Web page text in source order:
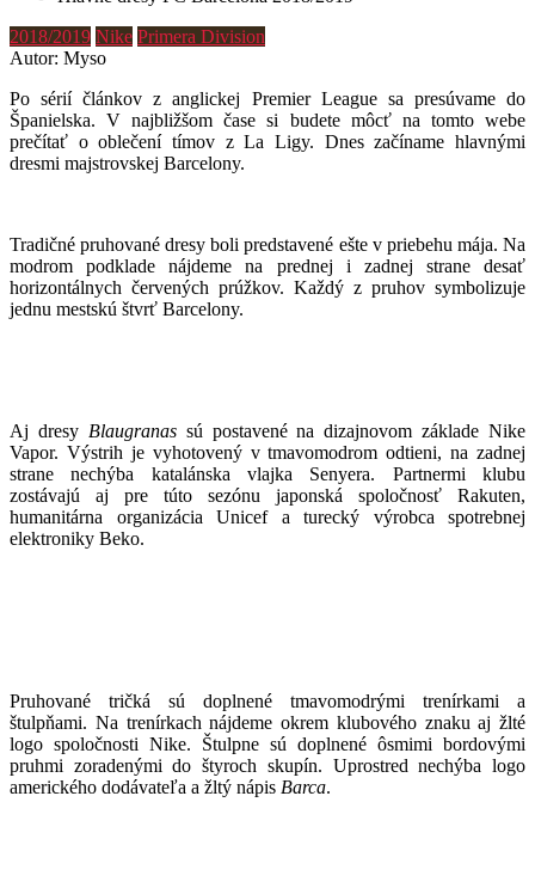
2018/2019 Nike Primera Division
Autor: Myso
Po sérií článkov z anglickej Premier League sa presúvame do
Španielska. V najbližšom čase si budete môcť na tomto webe
prečítať o oblečení tímov z La Ligy. Dnes začíname hlavnými
dresmi majstrovskej Barcelony.
Tradičné pruhované dresy boli predstavené ešte v priebehu mája. Na
modrom podklade nájdeme na prednej i zadnej strane desať
horizontálnych červených prúžkov. Každý z pruhov symbolizuje
jednu mestskú štvrť Barcelony.
Aj dresy Blaugranassú postavené na dizajnovom základe Nike
Vapor. Výstrih je vyhotovený v tmavomodrom odtieni, na zadnej
strane nechýba katalánska vlajka Senyera. Partnermi klubu
zostávajú aj pre túto sezónu japonská spoločnosť Rakuten,
humanitárna organizácia Unicef a turecký výrobca spotrebnej
elektroniky Beko.
Pruhované tričká sú doplnené tmavomodrými trenírkami a
štulpňami. Na trenírkach nájdeme okrem klubového znaku aj žlté
logo spoločnosti Nike. Štulpne sú doplnené ôsmimi bordovými
pruhmi zoradenými do štyroch skupín. Uprostred nechýba logo
amerického dodávateľa a žltý nápis Barca.